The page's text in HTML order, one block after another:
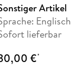
Artikel
Englisch
lieferbar
€*